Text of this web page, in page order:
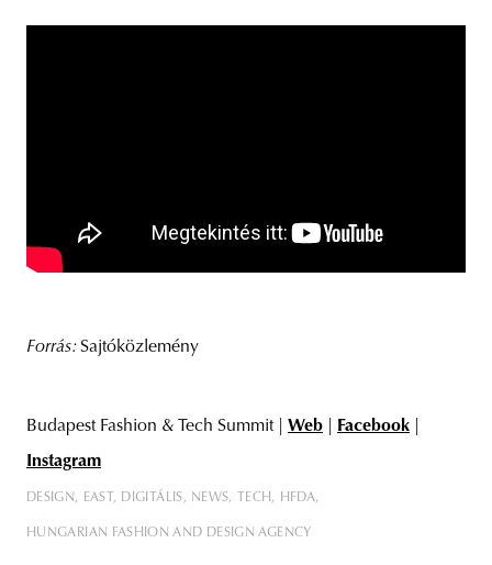
Forrás:Sajtóközlemény
Budapest Fashion & Tech Summit | Web Facebook
Instagram
DESIGN EAST DIGITÁLIS NEWS TECH HFDA
HUNGARIAN FASHION AND DESIGN AGENCY